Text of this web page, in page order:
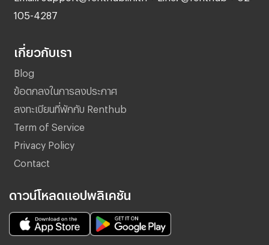
105-4287
เกี่ยวกับเรา
Blog
ข้อตกลงในการลงประกาศ
ลงทะเบียนที่พักกับ Renthub
Term of Service
Privacy Policy
Contact
ดาวน์โหลดแอปพลิเคชัน